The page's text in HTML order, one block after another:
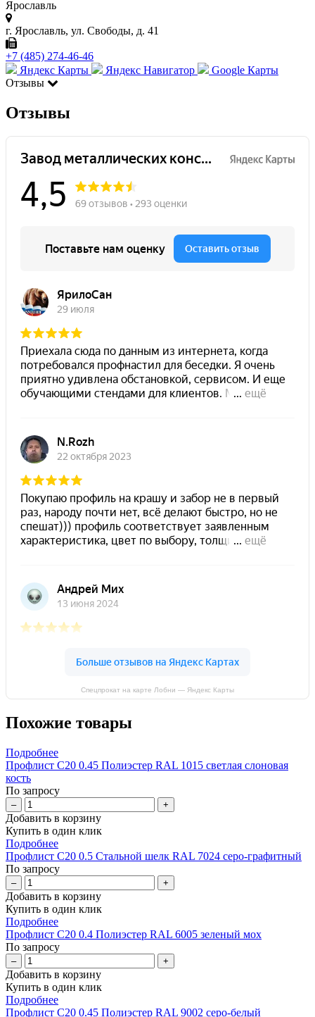
Ярославль
г. Ярославль, ул. Свободы, д. 41
+7 (485) 274-46-46
Яндекс Карты
Яндекс Навигатор
Google Карты
Отзывы
Отзывы
Спецпрокат на карте Лобни — Яндекс Карты
Похожие товары
Подробнее
Профлист С20 0.45 Полиэстер RAL 1015 светлая слоновая
кость
По запросу
– +
Добавить в корзину
Купить в один клик
Подробнее
Профлист С20 0.5 Стальной шелк RAL 7024 серо-графитный
По запросу
– +
Добавить в корзину
Купить в один клик
Подробнее
Профлист С20 0.4 Полиэстер RAL 6005 зеленый мох
По запросу
– +
Добавить в корзину
Купить в один клик
Подробнее
Профлист С20 0.45 Полиэстер RAL 9002 серо-белый